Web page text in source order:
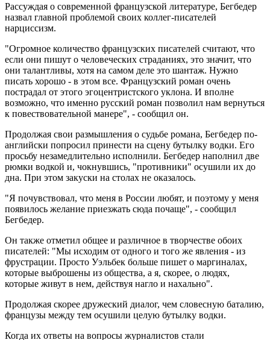
Рассуждая о современной французской литературе, Бегбедер
назвал главной проблемой своих коллег-писателей
нарциссизм.
"Огромное количество французских писателей считают, что
если они пишут о человеческих страданиях, это значит, что
они талантливы, хотя на самом деле это шантаж. Нужно
писать хорошо - в этом все. Французский роман очень
пострадал от этого эгоцентристского уклона. И вполне
возможно, что именно русский роман позволил нам вернуться
к повествовательной манере", - сообщил он.
Продолжая свои размышления о судьбе романа, Бегбедер по-
английски попросил принести на сцену бутылку водки. Его
просьбу незамедлительно исполнили. Бегбедер наполнил две
рюмки водкой и, чокнувшись, "противники" осушили их до
дна. При этом закуски на столах не оказалось.
"Я почувствовал, что меня в России любят, и поэтому у меня
появилось желание приезжать сюда почаще", - сообщил
Бегбедер.
Он также отметил общее и различное в творчестве обоих
писателей: "Мы исходим от одного и того же явления - из
фрустрации. Просто Уэльбек больше пишет о маргиналах,
которые выброшены из общества, а я, скорее, о людях,
которые живут в нем, действуя нагло и нахально".
Продолжая скорее дружеский диалог, чем словесную баталию,
французы между тем осушили целую бутылку водки.
Когда их ответы на вопросы журналистов стали